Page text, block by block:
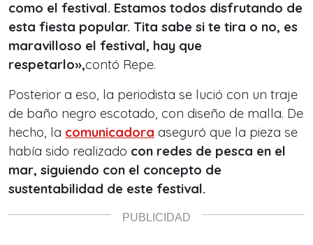
como el festival. Estamos todos disfrutando de
esta fiesta popular. Tita sabe si te tira o no, es
maravilloso el festival, hay que
respetarlo»,contó Repe.
Posterior a eso, la periodista se lució con un traje
de baño negro escotado, con diseño de malla. De
hecho, la comunicadora aseguró que la pieza se
había sido realizado con redes de pesca en el
mar, siguiendo con el concepto de
sustentabilidad de este festival.